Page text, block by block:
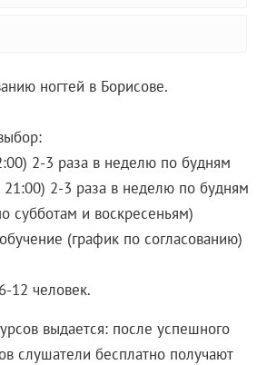
ногтей в Борисове.
2-3 раза в неделю по будням
2-3 раза в неделю по будням
субботам и воскресеньям)
(график по согласованию)
12 человек.
выдается: после успешного
слушатели бесплатно получают